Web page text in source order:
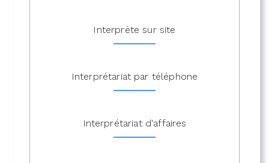
Interprète sur site
Interprétariat par téléphone
Interprétariat d'affaires